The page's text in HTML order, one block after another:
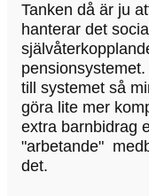
Tanken då är ju
hanterar det
till systemet så
göra lite mer
extra barnbidrag
"arbetande"
det.